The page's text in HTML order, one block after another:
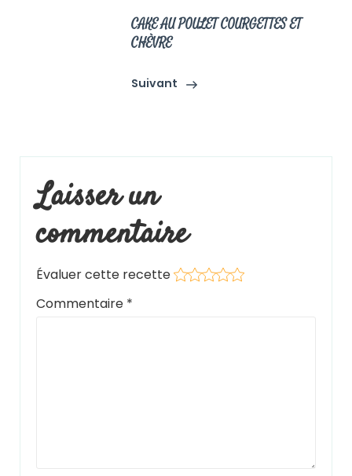
CAKE AU POULET COURGETTES ET
CHÈVRE
Suivant
Évaluer cette recette
Commentaire *